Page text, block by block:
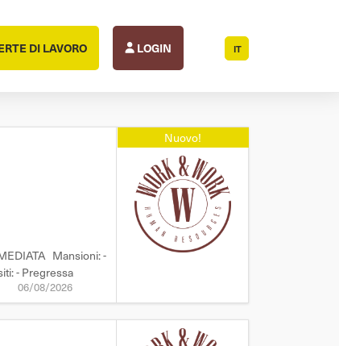
DI LAVORO LOGIN IT
Mansioni: -
- Pregressa
Nuovo!
06/08/2026